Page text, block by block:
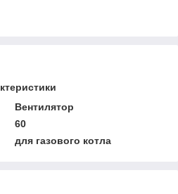
Вентилятор
60
для газового котла